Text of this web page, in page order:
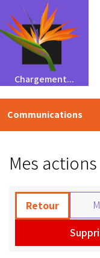
Chargement...
Communications
Mes actions
Retour